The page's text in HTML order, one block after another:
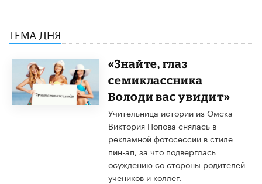
ТЕМА ДНЯ
«Знайте, глаз
семиклассника
Володи вас увидит»
Учительница истории из Омска
Виктория Попова снялась в
рекламной фотосессии в стиле
пин-ап, за что подверглась
осуждению со стороны родителей
учеников и коллег.